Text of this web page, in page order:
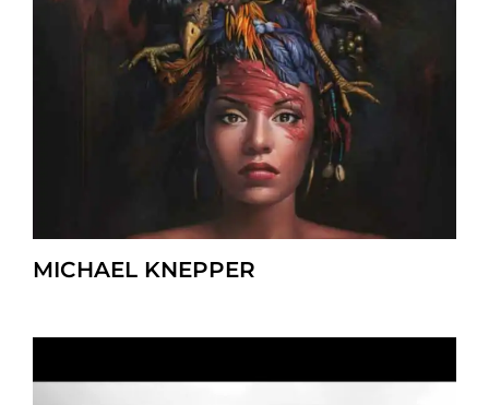
MICHAEL KNEPPER